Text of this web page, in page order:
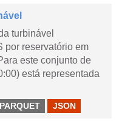
turbinável
por reservatório em
este conjunto de
está representada
PARQUET JSON